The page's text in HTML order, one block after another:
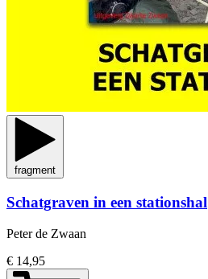
fragment
Schatgraven in een stationshal
Peter de Zwaan
€ 14,95